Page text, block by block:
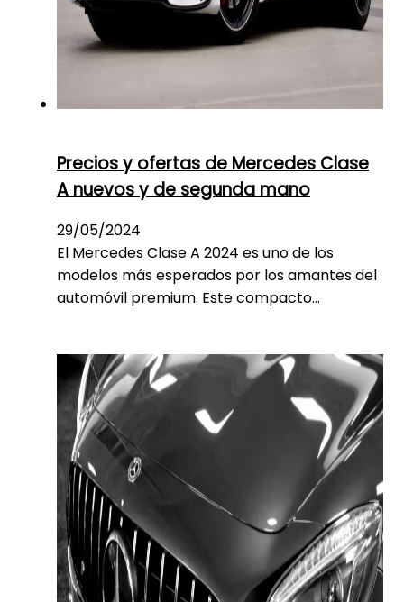
Precios y ofertas de Mercedes Clase
A nuevos y de segunda mano
29/05/2024
El Mercedes Clase A 2024 es uno de los
modelos más esperados por los amantes del
automóvil premium. Este compacto…